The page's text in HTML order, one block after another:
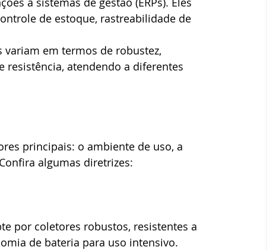
de estoque, rastreabilidade de
em termos de robustez,
resistência, atendendo a diferentes
principais: o ambiente de uso, a
algumas diretrizes:
por coletores robustos, resistentes a
de bateria para uso intensivo.